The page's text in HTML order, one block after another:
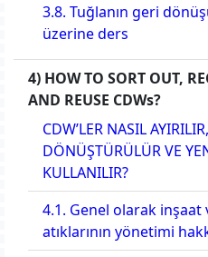
3.8. Tuğlanın geri
üzerine ders
4) HOW TO SORT OUT,
AND REUSE CDWs?
CDW’LER NASIL
DÖNÜŞTÜRÜLÜR VE
KULLANILIR?
4.1. Genel olarak inşaat
atıklarının yönetimi